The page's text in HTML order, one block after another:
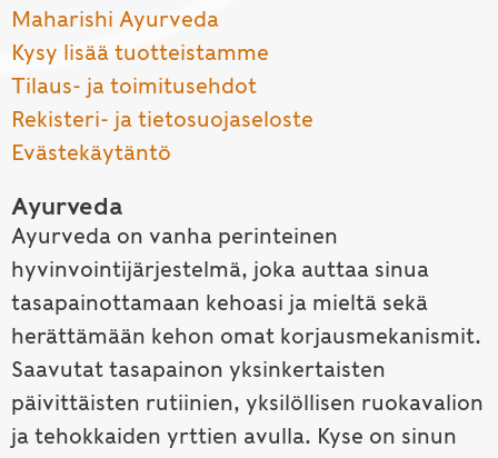
Maharishi Ayurveda
Kysy lisää tuotteistamme
Tilaus- ja toimitusehdot
Rekisteri- ja tietosuojaseloste
Evästekäytäntö
Ayurveda
Ayurveda on vanha perinteinen
hyvinvointijärjestelmä, joka auttaa sinua
tasapainottamaan kehoasi ja mieltä sekä
herättämään kehon omat korjausmekanismit.
Saavutat tasapainon yksinkertaisten
päivittäisten rutiinien, yksilöllisen ruokavalion
ja tehokkaiden yrttien avulla. Kyse on sinun